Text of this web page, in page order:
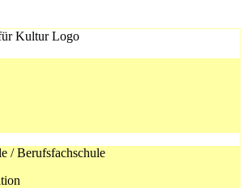
/ Berufsfachschule